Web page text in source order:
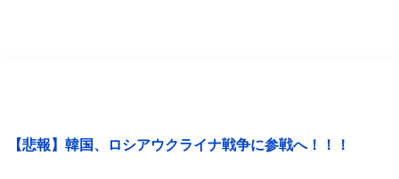
【悲報】韓国、ロシアウクライナ戦争に参戦へ！！！